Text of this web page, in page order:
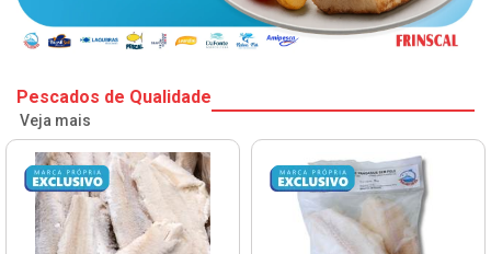
Pescados de Qualidade
Veja mais